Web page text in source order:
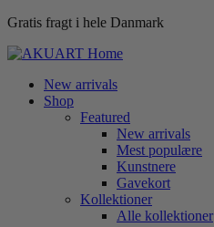
Gratis fragt i hele Danmark
New arrivals
Shop
Featured
New arrivals
Mest populære
Kunstnere
Gavekort
Kollektioner
Alle kollektioner